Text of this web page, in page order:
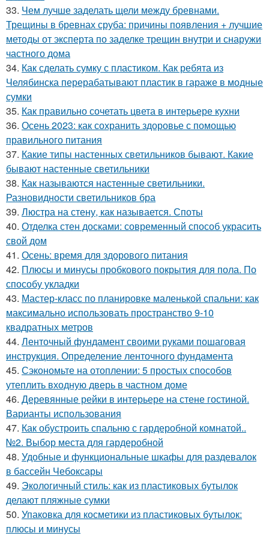
33. Чем лучше заделать щели между бревнами.
Трещины в бревнах сруба: причины появления + лучшие
методы от эксперта по заделке трещин внутри и снаружи
частного дома
34. Как сделать сумку с пластиком. Как ребята из
Челябинска перерабатывают пластик в гараже в модные
сумки
35. Как правильно сочетать цвета в интерьере кухни
36. Осень 2023: как сохранить здоровье с помощью
правильного питания
37. Какие типы настенных светильников бывают. Какие
бывают настенные светильники
38. Как называются настенные светильники.
Разновидности светильников бра
39. Люстра на стену, как называется. Споты
40. Отделка стен досками: современный способ украсить
свой дом
41. Осень: время для здорового питания
42. Плюсы и минусы пробкового покрытия для пола. По
способу укладки
43. Мастер-класс по планировке маленькой спальни: как
максимально использовать пространство 9-10
квадратных метров
44. Ленточный фундамент своими руками пошаговая
инструкция. Определение ленточного фундамента
45. Сэкономьте на отоплении: 5 простых способов
утеплить входную дверь в частном доме
46. Деревянные рейки в интерьере на стене гостиной.
Варианты использования
47. Как обустроить спальню с гардеробной комнатой..
№2. Выбор места для гардеробной
48. Удобные и функциональные шкафы для раздевалок
в бассейн Чебоксары
49. Экологичный стиль: как из пластиковых бутылок
делают пляжные сумки
50. Упаковка для косметики из пластиковых бутылок:
плюсы и минусы